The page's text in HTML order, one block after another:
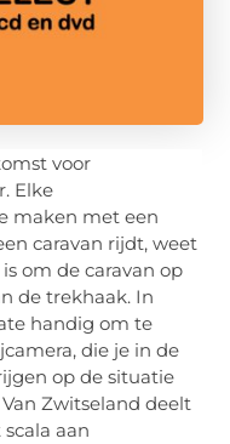
voor
Elke
maken met een
caravan rijdt, weet
om de caravan op
de trekhaak. In
handig om te
die je in de
op de situatie
Zwitseland deelt
aan